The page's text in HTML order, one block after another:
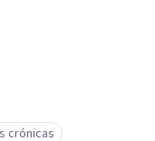
crónicas